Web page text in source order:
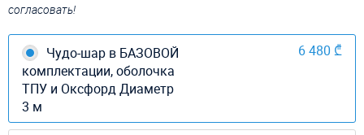
согласовать!
Чудо-шар в БАЗОВОЙ
комплектации, оболочка
ТПУ и Оксфорд Диаметр
3 м
6 480 ₾